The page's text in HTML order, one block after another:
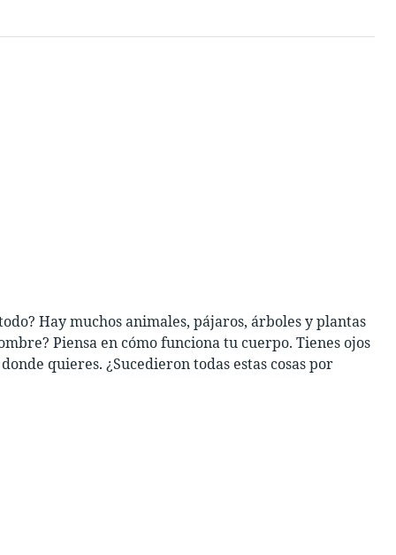
Hay muchos animales, pájaros, árboles y plantas
Piensa en cómo funciona tu cuerpo. Tienes ojos
quieres. ¿Sucedieron todas estas cosas por